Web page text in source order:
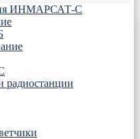
ИНМАРСАТ-С
радиостанции